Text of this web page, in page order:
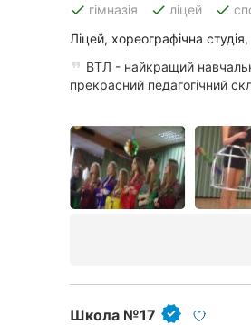
Всі міста:
Вінниця
Житомир
Тернопіль
Хмельницький
done гімназія done ліцей done
Ліцей, хореографічна
ВТЛ - найкращий
прекрасний педагогічний
Школа №17